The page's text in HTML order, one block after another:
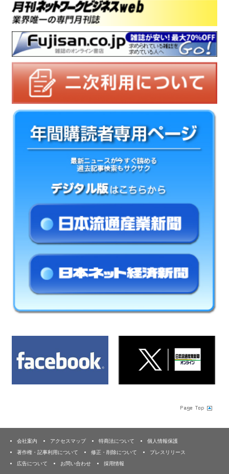
会社案内 アクセスマップ 特商法について
個人情報保護
著作権・記事利用について
修正・削除について
プレスリリース
広告について
お問い合わせ 採用情報